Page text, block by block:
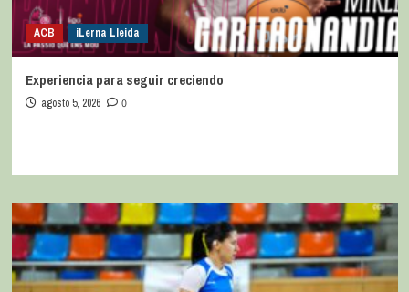
ACB iLerna Lleida
Experiencia para seguir creciendo
agosto 5, 2026 0